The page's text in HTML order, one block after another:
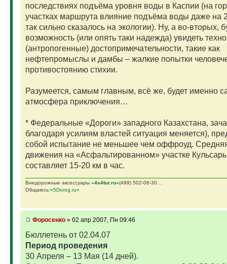
последствиях подъёма уровня воды в Каспии (на
участках маршрута влияние подъёма воды даже на
так сильно сказалось на экологии). Ну, а во-вторых,
возможность (или опять таки надежда) увидеть
(антропогенные) достопримечательности, такие как
нефтепромыслы и дамбы – жалкие попытки
противостоянию стихии.
Разумеется, самым главным, всё же, будет именно
атмосфера приключения…
* Федеральные «Дороги» западного Казахстана,
благодаря усилиям властей ситуация меняется),
собой испытание не меньшее чем оффроуд. Средняя
движения на «Асфальтированном» участке
составляет 15-20 км в час.
Внедорожные аксессуары «4х4tur.ru»(499) 502-06-30…
Общаюсь:«5Dorog.ru»
Фopoceнкo» 02 апр 2007, Пн 09:46
Бюллетень от 02.04.07
Период проведения
30 Апреля – 13 Мая (14 дней).